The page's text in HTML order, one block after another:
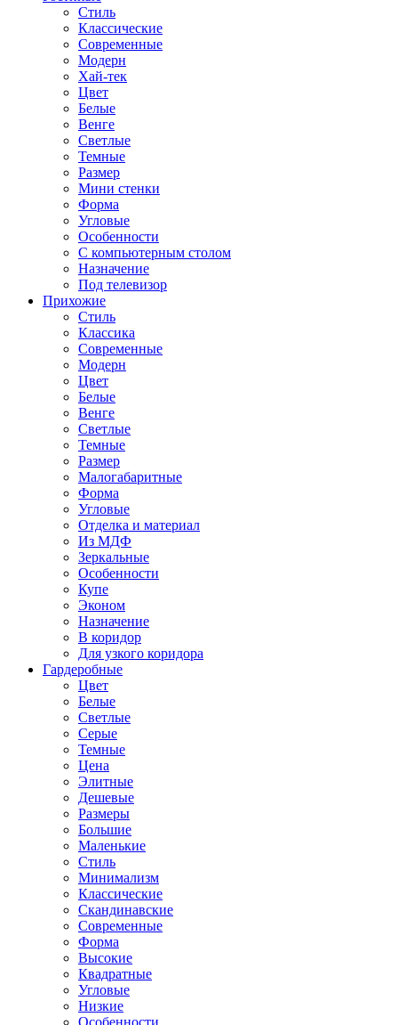
Стиль
Классические
Современные
Модерн
Хай-тек
Цвет
Белые
Венге
Светлые
Темные
Размер
Мини стенки
Форма
Угловые
Особенности
С компьютерным столом
Назначение
Под телевизор
Прихожие
Стиль
Классика
Современные
Модерн
Цвет
Белые
Венге
Светлые
Темные
Размер
Малогабаритные
Форма
Угловые
Отделка и материал
Из МДФ
Зеркальные
Особенности
Купе
Эконом
Назначение
В коридор
Для узкого коридора
Гардеробные
Цвет
Белые
Светлые
Серые
Темные
Цена
Элитные
Дешевые
Размеры
Большие
Маленькие
Стиль
Минимализм
Классические
Скандинавские
Современные
Форма
Высокие
Квадратные
Угловые
Низкие
Особенности